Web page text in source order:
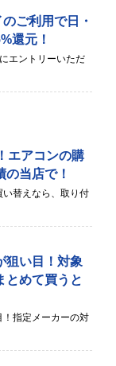
ご利用で日・
還元！
エントリーいただ
エアコンの購
の当店で！
替えなら、取り付
狙い目！対象
とめて買うと
指定メーカーの対